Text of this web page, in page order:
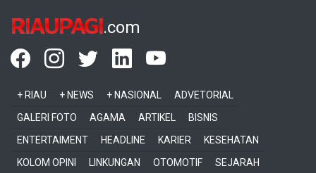
RIAUPAGI.com
+ RIAU + NEWS + NASIONAL
ADVETORIAL
GALERI FOTO
AGAMA ARTIKEL
BISNIS
ENTERTAIMENT
HEADLINE KARIER
KESEHATAN
KOLOM OPINI
LINKUNGAN OTOMOTIF SEJARAH